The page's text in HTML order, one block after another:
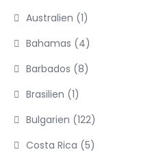
Australien (1)
Bahamas (4)
Barbados (8)
Brasilien (1)
Bulgarien (122)
Costa Rica (5)